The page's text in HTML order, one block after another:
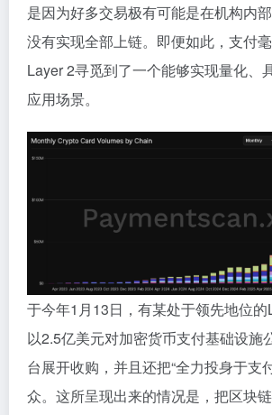
是因为好多交易极有可能是在机构内
没有实现全部上链。即便如此，支付
Layer 2寻觅到了一个能够实现量化、
应用场景。
于今年1月13日，有某处于领先地位
以2.5亿美元对加密货币支付基础设施
台展开收购，并且还把“全力投身于支
众。这所呈现出来的情况是，把区块